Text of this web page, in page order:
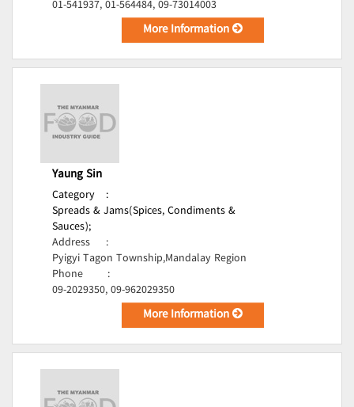
01-541937, 01-564484, 09-73014003
More Information
Yaung Sin
Category
:
Spreads & Jams(Spices, Condiments &
Sauces);
Address
:
Pyigyi Tagon Township,Mandalay Region
Phone
:
09-2029350, 09-962029350
More Information